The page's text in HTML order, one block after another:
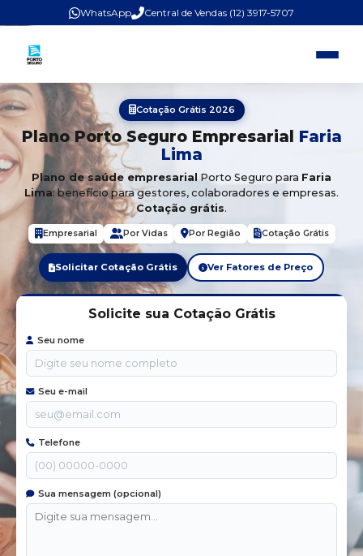
WhatsApp Central de Vendas (12) 3917-5707
Cotação Grátis 2026
Plano Porto Seguro Empresarial Faria
Lima
Plano de saúde empresarial Porto Seguro para Faria
Lima: benefício para gestores, colaboradores e empresas.
Cotação grátis.
Empresarial Por Vidas Por Região Cotação Grátis
Solicitar Cotação Grátis Ver Fatores de Preço
Solicite sua Cotação Grátis
Seu nome
Seu e-mail
Telefone
Sua mensagem (opcional)